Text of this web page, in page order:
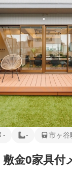
- - 市ヶ谷
金0家具付